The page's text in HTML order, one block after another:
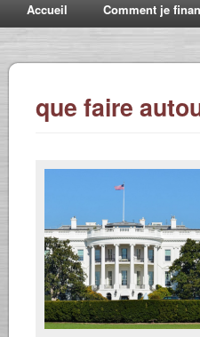
Accueil Comment je
que faire